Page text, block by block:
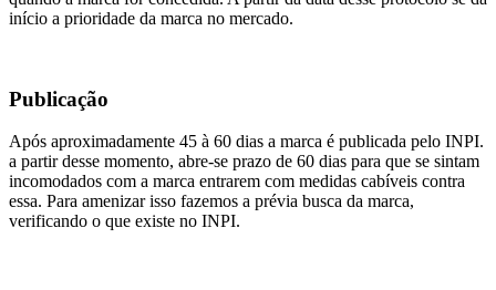
início a prioridade da marca no mercado.
Publicação
Após aproximadamente 45 à 60 dias a marca é publicada pelo INPI.
a partir desse momento, abre-se prazo de 60 dias para que se sintam
incomodados com a marca entrarem com medidas cabíveis contra
essa. Para amenizar isso fazemos a prévia busca da marca,
verificando o que existe no INPI.